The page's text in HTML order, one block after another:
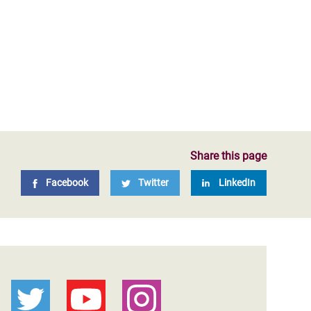
Share this page
Facebook Twitter LinkedIn